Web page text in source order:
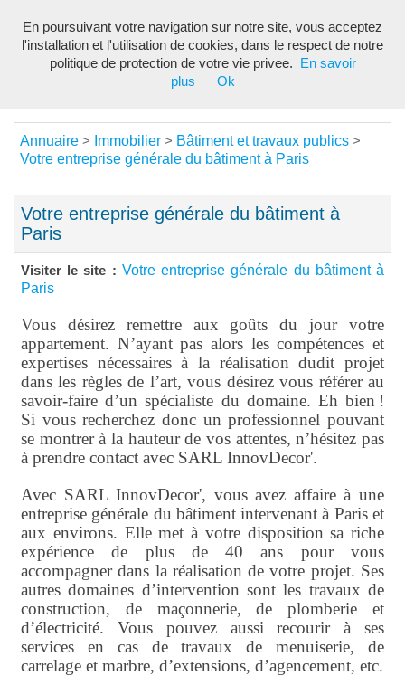
Annuaire > Immobilier > Bâtiment et travaux publics >
Votre entreprise générale du bâtiment à Paris
Votre entreprise générale du bâtiment à
Paris
Visiter le site : Votre entreprise générale du bâtiment à
Paris
Vous désirez remettre aux goûts du jour votre
appartement. N’ayant pas alors les compétences et
expertises nécessaires à la réalisation dudit projet
dans les règles de l’art, vous désirez vous référer au
savoir-faire d’un spécialiste du domaine. Eh bien !
Si vous recherchez donc un professionnel pouvant
se montrer à la hauteur de vos attentes, n’hésitez pas
à prendre contact avec SARL InnovDecor'.
Avec SARL InnovDecor', vous avez affaire à une
entreprise générale du bâtiment intervenant à Paris et
aux environs. Elle met à votre disposition sa riche
expérience de plus de 40 ans pour vous
accompagner dans la réalisation de votre projet. Ses
autres domaines d’intervention sont les travaux de
construction, de maçonnerie, de plomberie et
d’électricité. Vous pouvez aussi recourir à ses
services en cas de travaux de menuiserie, de
carrelage et marbre, d’extensions, d’agencement, etc.
En poursuivant votre navigation sur notre site, vous acceptez
l'installation et l'utilisation de cookies, dans le respect de notre
politique de protection de votre vie privee.
En savoir
plus
Ok